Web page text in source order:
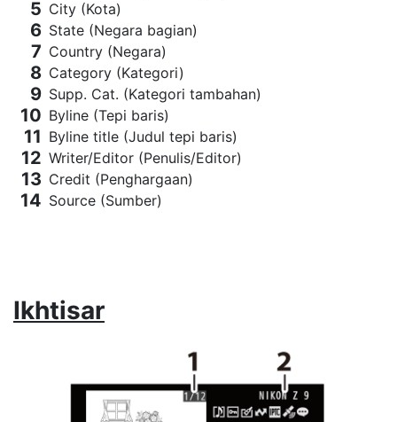
City (Kota)
State (Negara bagian)
Country (Negara)
Category (Kategori)
Supp. Cat. (Kategori tambahan)
Byline (Tepi baris)
Byline title (Judul tepi baris)
Writer/Editor (Penulis/Editor)
Credit (Penghargaan)
Source (Sumber)
Ikhtisar